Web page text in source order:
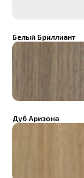
Белый Бриллиант
Дуб Аризона